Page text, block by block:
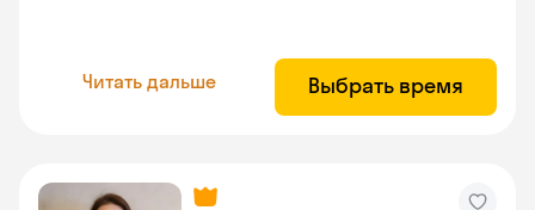
Читать дальше Выбрать время